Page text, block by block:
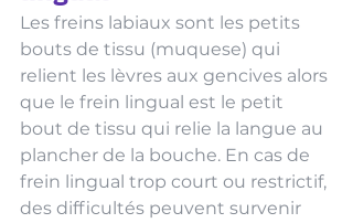
Les freins labiaux sont les petits
bouts de tissu (muquese) qui
relient les lèvres aux gencives alors
que le frein lingual est le petit
bout de tissu qui relie la langue au
plancher de la bouche. En cas de
frein lingual trop court ou restrictif,
des difficultés peuvent survenir